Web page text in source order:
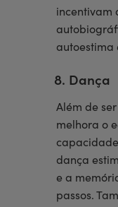
incentivam
autoestima
8. Dança
Além de
melhora o
dança
e a
passos.